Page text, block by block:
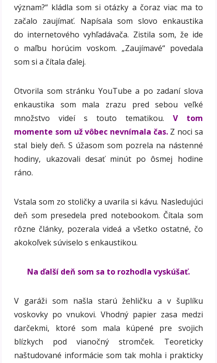
význam?“ kládla som si otázky a čoraz viac ma to
začalo zaujímať. Napísala som slovo enkaustika
do internetového vyhľadávača. Zistila som, že ide
o maľbu horúcim voskom. „Zaujímavé“ povedala
som si a čítala ďalej.
Otvorila som stránku YouTube a po zadaní slova
enkaustika som mala zrazu pred sebou veľké
množstvo videí s touto tematikou. V tom
momente som už vôbec nevnímala čas.Z noci sa
stal biely deň. S úžasom som pozrela na nástenné
hodiny, ukazovali desať minút po ôsmej hodine
ráno.
Vstala som zo stoličky a uvarila si kávu. Nasledujúci
deň som presedela pred notebookom. Čítala som
rôzne články, pozerala videá a všetko ostatné, čo
akokoľvek súviselo s enkaustikou.
Na ďalší deň som sa to rozhodla vyskúšať.
V garáži som našla starú žehličku a v šuplíku
voskovky po vnukovi. Vhodný papier zasa medzi
darčekmi, ktoré som mala kúpené pre svojich
blízkych pod vianočný stromček. Teoreticky
naštudované informácie som tak mohla i prakticky